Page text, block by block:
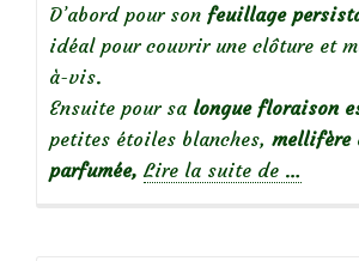
D’abord pour son feuillage
idéal pour couvrir une clôture et
à-vis.
Ensuite pour sa longue floraison
petites étoiles blanches, mellifère
parfumée, Lire la suite de …